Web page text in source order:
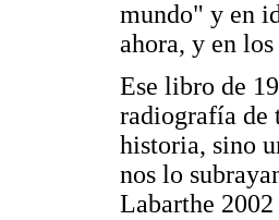
mundo" y en
ahora, y en
Ese libro de
radiografía de
historia, sino
nos lo
Labarthe 2002